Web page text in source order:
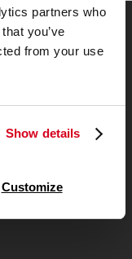
partners who
you’ve
from your use
Show details
Customize